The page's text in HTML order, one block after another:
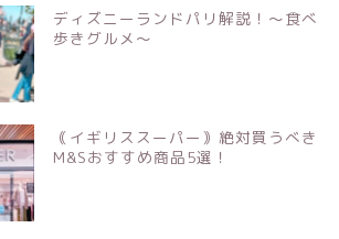
ディズニーランドパリ解説！〜食べ
歩きグルメ〜
｟イギリススーパー｠絶対買うべき
M&Sおすすめ商品5選！